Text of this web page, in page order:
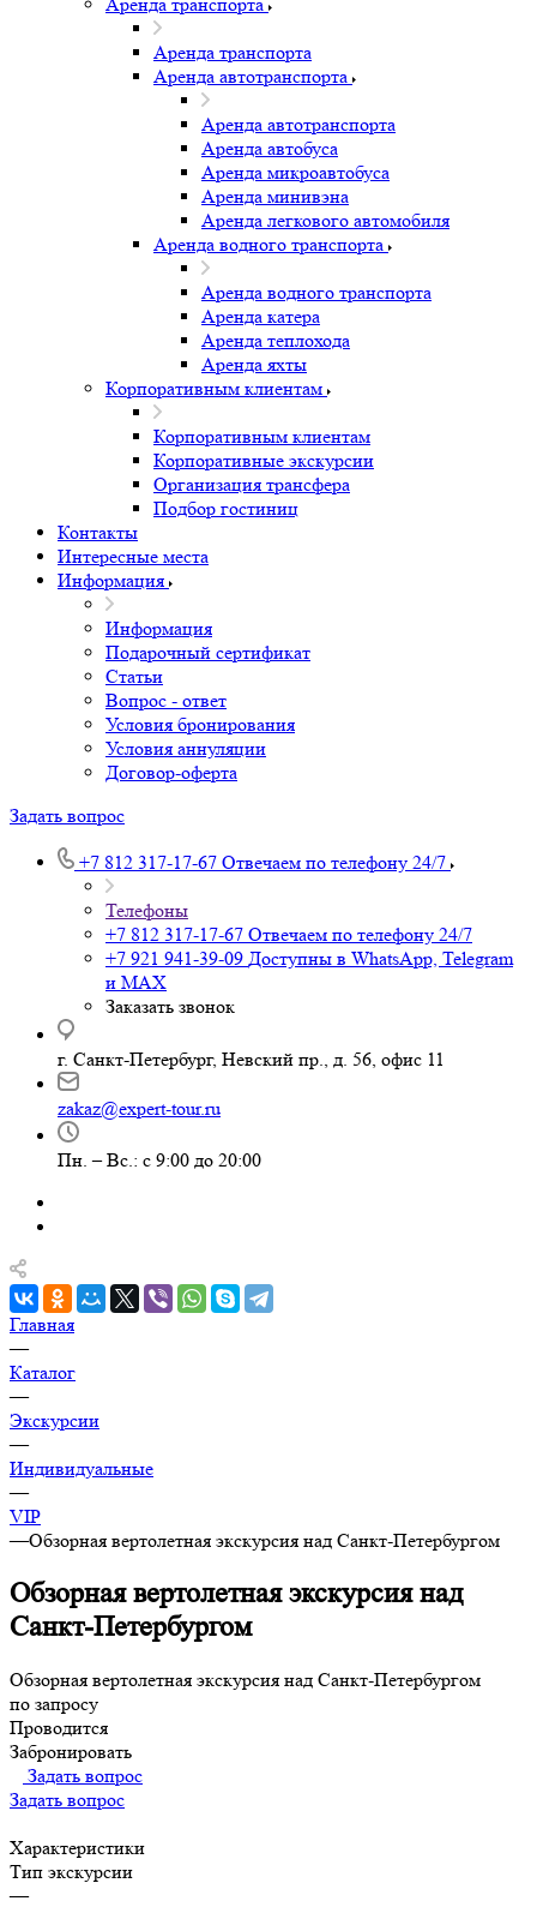
Аренда транспорта
Аренда автотранспорта
Аренда автотранспорта
Аренда автобуса
Аренда микроавтобуса
Аренда минивэна
Аренда легкового автомобиля
Аренда водного транспорта
Аренда водного транспорта
Аренда катера
Аренда теплохода
Аренда яхты
Корпоративным клиентам
Корпоративным клиентам
Корпоративные экскурсии
Организация трансфера
Подбор гостиниц
Контакты
Интересные места
Информация
Информация
Подарочный сертификат
Статьи
Вопрос - ответ
Условия бронирования
Условия аннуляции
Договор-оферта
Задать вопрос
+7 812 317-17-67 Отвечаем по телефону 24/7
Телефоны
+7 812 317-17-67 Отвечаем по телефону 24/7
+7 921 941-39-09 Доступны в WhatsApp, Telegram
и MAX
Заказать звонок
г. Санкт-Петербург, Невский пр., д. 56, офис 11
zakaz@expert-tour.ru
Пн. – Вс.: с 9:00 до 20:00
Главная
—
Каталог
—
Экскурсии
—
Индивидуальные
—
VIP
—Обзорная вертолетная экскурсия над Санкт-Петербургом
Обзорная вертолетная экскурсия над
Санкт-Петербургом
Обзорная вертолетная экскурсия над Санкт-Петербургом
по запросу
Проводится
Забронировать
Задать вопрос
Задать вопрос
Характеристики
Тип экскурсии
—